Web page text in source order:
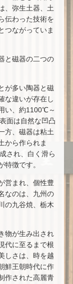
、弥生土器、土
伝わった技術を
つながっていま
と磁器の二つの
が多い陶器と磁
な違いが存在し
い、約1100℃～
面は自然な凹凸
方、磁器は粘土
から作られま
され、白く滑ら
徴です。
営まれ、個性豊
なのは、九州の
の九谷焼、栃木
物が生み出され
代に至るまで根
しさは、時を越
鮮王朝時代に作
作された高麗青